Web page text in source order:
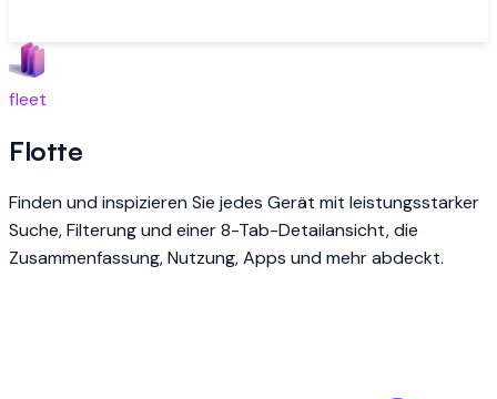
fleet
Flotte
Finden und inspizieren Sie jedes Gerät mit leistungsstarker
Suche, Filterung und einer 8-Tab-Detailansicht, die
Zusammenfassung, Nutzung, Apps und mehr abdeckt.